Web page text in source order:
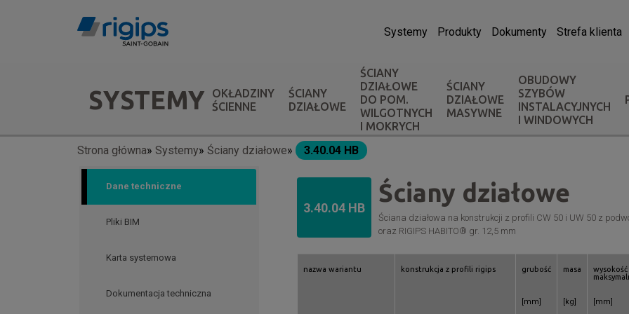
Systemy Produkty Dokumenty Strefa klienta
systemówSYSTEMY
OKŁADZINY
ŚCIENNE
ŚCIANY
DZIAŁOWE
ŚCIANY
DZIAŁOWE
DO POM.
WILGOTNYCH
I MOKRYCH
ŚCIANY
DZIAŁOWE
MASYWNE
OBUDOWY
SZYBÓW
INSTALACYJNYCH
I WINDOWYCH
Ścieżka
nawigacyjna
Strona główna Systemy Ściany działowe 3.40.04 HB
Dane techniczne
Pliki BIM
Karta systemowa
Dokumentacja techniczna
3.40.04 HB
Ściany działowe
Ściana działowa na konstrukcji z profili CW 50 i UW 50 z
oraz RIGIPS HABITO® gr. 12,5 mm
nazwa wariantu konstrukcja z profili rigips grubość
[mm]
masa
[kg]
wysokość
[mm]